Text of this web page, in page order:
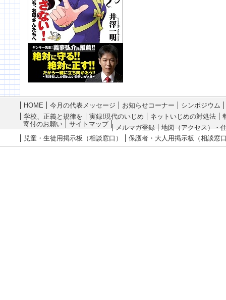
HOME 今月の代表メッセージ お知らせコーナー
シンポジウム
学校、正義と規律を
実録!現代のいじめ ネットいじめの対処法
寄付のお願い
サイトマップ メルマガ登録
地図（アクセス）・
児童・生徒用掲示板（相談窓口）
保護者・大人用掲示板（相談窓